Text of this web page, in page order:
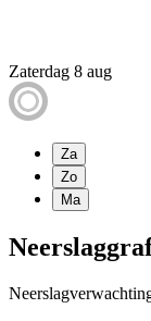
Zaterdag 8 aug
Za
Zo
Ma